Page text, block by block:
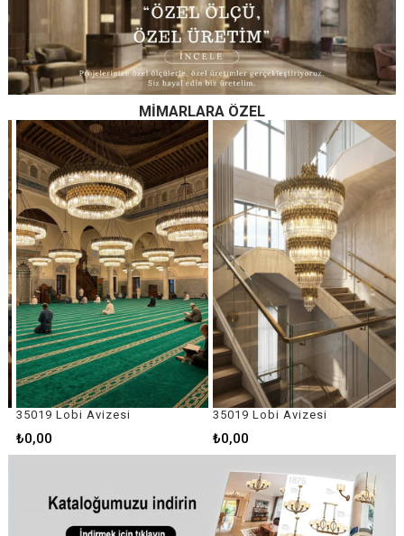
MIMARLARA ÖZEL
35019 Lobi Avizesi
₺0,00
35019 Lobi Avizesi
₺0,00